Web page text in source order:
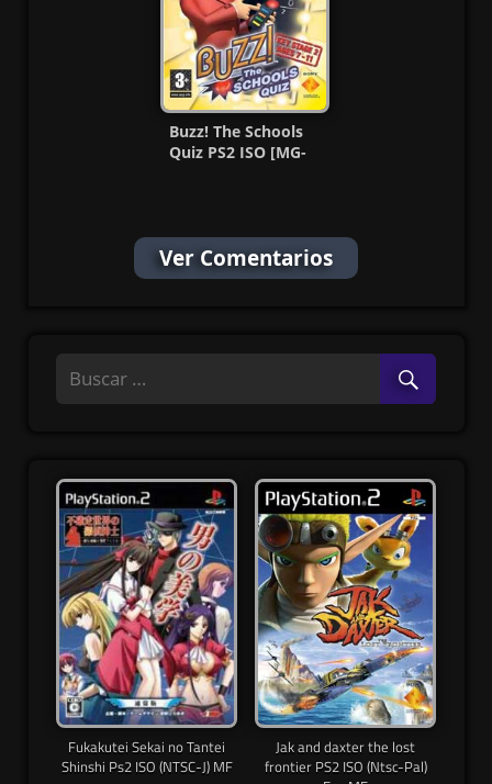
Buzz! The Schools
Quiz PS2 ISO [MG-
Ver Comentarios
Fukakutei Sekai no Tantei
Shinshi Ps2 ISO (NTSC-J) MF
Jak and daxter the lost
frontier PS2 ISO (Ntsc-Pal)